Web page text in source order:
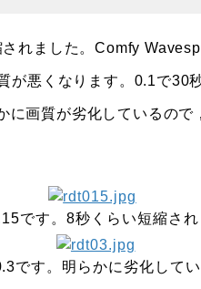
れました。Comfy
が悪くなります。0.1で30
画質が劣化しているので
です。8秒くらい短縮され
です。明らかに劣化して